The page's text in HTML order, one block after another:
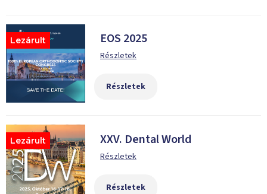
Lezárult EOS 2025
Részletek
Részletek
Lezárult XXV. Dental World
Részletek
Részletek